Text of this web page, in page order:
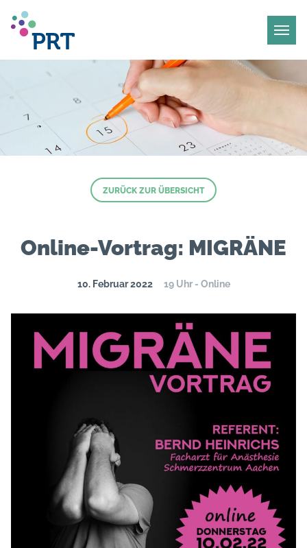
ZURÜCK ZUR ÜBERSICHT
Online-Vortrag: MIGRÄNE
10. Februar 2022 19 Uhr - Online